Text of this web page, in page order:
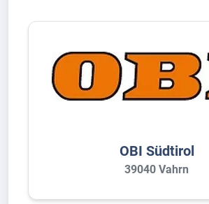
OBI Südtirol
39040 Vahrn